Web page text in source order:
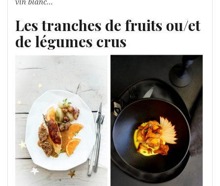
Les tranches de fruits ou/et
de légumes crus